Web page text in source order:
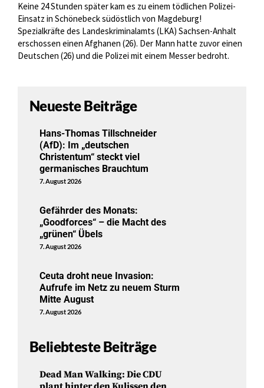
Keine 24 Stunden später kam es zu einem tödlichen Polizei-
Einsatz in Schönebeck südöstlich von Magdeburg!
Spezialkräfte des Landeskriminalamts (LKA) Sachsen-Anhalt
erschossen einen Afghanen (26). Der Mann hatte zuvor einen
Deutschen (26) und die Polizei mit einem Messer bedroht.
Neueste Beiträge
Hans-Thomas Tillschneider
(AfD): Im „deutschen
Christentum“ steckt viel
germanisches Brauchtum
7. August 2026
Gefährder des Monats:
„Goodforces“ – die Macht des
„grünen“ Übels
7. August 2026
Ceuta droht neue Invasion:
Aufrufe im Netz zu neuem Sturm
Mitte August
7. August 2026
Beliebteste Beiträge
Dead Man Walking: Die CDU